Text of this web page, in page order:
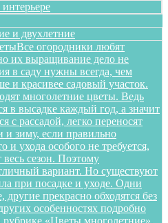
и двухлетние
Все огородники любят
их выращивание дело не
в саду нужны всегда, чем
и красивее садовый участок.
многолетние цветы. Ведь
в высадке каждый год, а значит
с рассадой, легко переносят
и зиму, если правильно
и ухода особого не требуется,
сезон. Поэтому
вариант. Но существуют
при посадке и уходе. Одни
другие прекрасно обходятся без
особенностях подробно
рубрике «Цветы многолетние».